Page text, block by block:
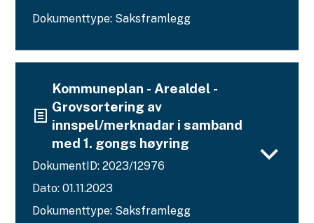
Dokumenttype: Saksframlegg
Kommuneplan - Arealdel -
Grovsortering av
innspel/merknadar i samband
med 1. gongs høyring
DokumentID: 2023/12976
Dato: 01.11.2023
Dokumenttype: Saksframlegg